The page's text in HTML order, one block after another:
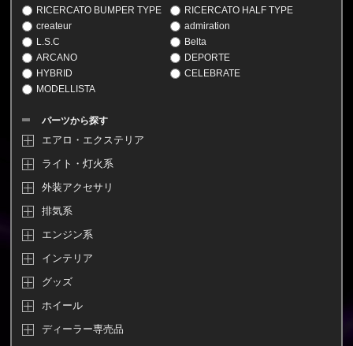
RICERCATO BUMPER TYPE
RICERCATO HALF TYPE
createur
admiration
L.S.C
Belta
ARCANO
DEPORTE
HYBRID
CELEBRATE
MODELLISTA
パーツから探す
エアロ・エクステリア
ライト・灯火系
外装アクセサリ
排気系
エンジン系
インテリア
グッズ
ホイール
ディーラー専売品